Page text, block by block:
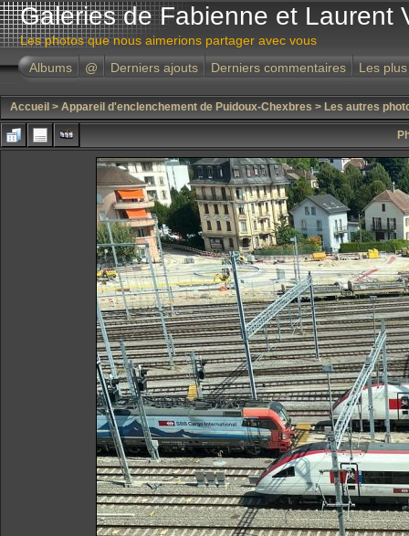
Galeries de Fabienne et Laurent
Les photos que nous aimerions partager avec vous
Albums
@ Derniers ajouts Derniers commentaires Les
Accueil > Appareil d'enclenchement de Puidoux-Chexbres > Les autres